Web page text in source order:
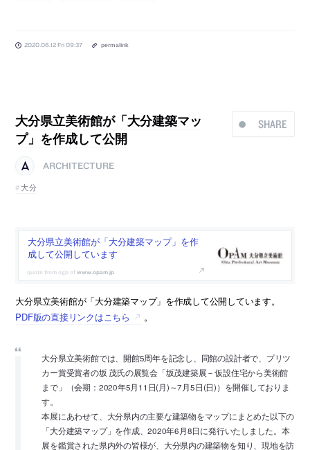
2020.06.12 Fri 09:37 permalink
SHARE
大分県立美術館が「大分建築マッ
プ」を作成して公開
ARCHITECTURE
大分
大分県立美術館が「大分建築マップ」を作
成して公開しています
www.opam.jp
大分県立美術館が「大分建築マップ」を作成して公開しています。
PDF版の直接リンクはこちら
。
大分県立美術館では、開館5周年を記念し、同館の設計者で、プリツ
カー賞受賞者の坂 茂氏の展覧会「坂茂建築展－仮設住宅から美術館
まで」（会期：2020年5月11日(月)～7月5日(日)）を開催しておりま
す。
本展にあわせて、大分県内の主要な建築物をマップにまとめた以下の
「大分建築マップ」を作成、2020年6月8日に発行いたしました。本
展を鑑賞された県内外の皆様が、大分県内の建築物を知り、現地を訪